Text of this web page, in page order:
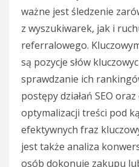
ważne jest śledzenie
z wyszukiwarek, jak i
referralowego.
są pozycje słów
sprawdzanie ich
postępy działań SEO
optymalizacji treści pod
efektywnych fraz
jest także analiza
osób dokonuje zakupu